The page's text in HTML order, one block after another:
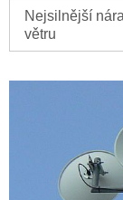
Nejsilnější
větru